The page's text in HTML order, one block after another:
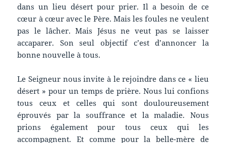
dans un lieu désert pour prier. Il a besoin de ce
cœur à cœur avec le Père. Mais les foules ne veulent
pas le lâcher. Mais Jésus ne veut pas se laisser
accaparer. Son seul objectif c’est d’annoncer la
bonne nouvelle à tous.
Le Seigneur nous invite à le rejoindre dans ce « lieu
désert » pour un temps de prière. Nous lui confions
tous ceux et celles qui sont douloureusement
éprouvés par la souffrance et la maladie. Nous
prions également pour tous ceux qui les
accompagnent. Et comme pour la belle-mère de